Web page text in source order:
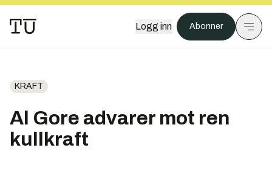
Logg inn Abonner
KRAFT
Al Gore advarer mot ren
kullkraft